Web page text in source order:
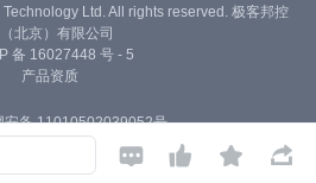
   
Ltd. All rights reserved. 极客邦控
北京）有限公司
备 16027448 号 - 5
产品资质
安备 11010502039052号